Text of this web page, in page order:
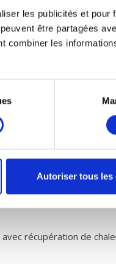
les publicités et pour
être partagées
combiner les
Autoriser tous les
petit entretien
dans votre ventilation
être entre 80% et
donc assuré de
récupération de